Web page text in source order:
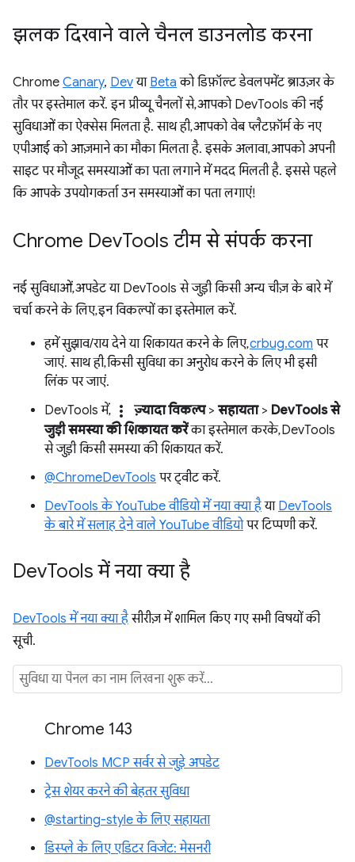
झलक दिखाने वाले चैनल डाउनलोड करना
Chrome Canary, Devया Beta को डिफ़ॉल्ट डेवलपमेंट ब्राउज़र के
तौर पर इस्तेमाल करें. इन प्रीव्यू चैनलों से, आपको DevTools की नई
सुविधाओं का ऐक्सेस मिलता है. साथ ही, आपको वेब प्लैटफ़ॉर्म के नए
एपीआई को आज़माने का मौका मिलता है. इसके अलावा, आपको अपनी
साइट पर मौजूद समस्याओं का पता लगाने में मदद मिलती है. इससे पहले
कि आपके उपयोगकर्ता उन समस्याओं का पता लगाएं!
Chrome DevTools टीम से संपर्क करना
नई सुविधाओं, अपडेट या DevTools से जुड़ी किसी अन्य चीज़ के बारे में
चर्चा करने के लिए, इन विकल्पों का इस्तेमाल करें.
हमें सुझाव/राय देने या शिकायत करने के लिए,crbug.com पर
जाएं. साथ ही, किसी सुविधा का अनुरोध करने के लिए भी इसी
लिंक पर जाएं.
DevTools में, more_vert ज़्यादा विकल्प> सहायता> DevTools से
जुड़ी समस्या की शिकायत करेंका इस्तेमाल करके, DevTools
से जुड़ी किसी समस्या की शिकायत करें.
@ChromeDevTools पर ट्वीट करें.
DevTools के YouTube वीडियो में नया क्या हैया DevTools
के बारे में सलाह देने वाले YouTube वीडियोपर टिप्पणी करें.
DevTools में नया क्या है
DevTools में नया क्या हैसीरीज़ में शामिल किए गए सभी विषयों की
सूची.
Chrome 143
DevTools MCP सर्वर से जुड़े अपडेट
ट्रेस शेयर करने की बेहतर सुविधा
@starting-style के लिए सहायता
डिस्प्ले के लिए एडिटर विजेट: मेसनरी